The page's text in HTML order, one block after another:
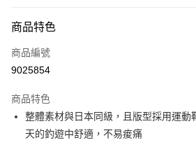
台灣樂天信用卡公司
【大哥付你分期使用說明】
2.付款方式選擇「大哥付你分期」，訂單成立後
流程，驗證手機門號後，選擇欲分期的期數、繳
4.訂單成立30分鐘內，如未前往確認交易或遇審
消。如遇「轉專審核」未通過狀況，表示未達
法說明評估內容。
【繳款方式說明】
相關說明
【關於「AFTEE先享後付」】
便利好安心！
２．便利：只要手機號碼，簡訊認證，即可結帳
３．安心：先確認商品／服務後，再付款。
貨到付款
運送方式
商品特色
商品編號
9025854
商品特色
整體素材與日本同級，且版型採用運動
天的釣遊中舒適，不易痠痛